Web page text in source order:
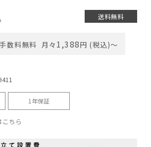
送料無料
数料無料 月々 1,388円 (税込)〜
1年保証
ちら